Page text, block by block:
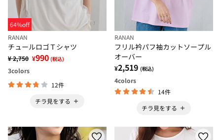
64%off
RANAN
チュールロゴＴシャツ
¥ 2,750 ¥990 (税込)
3colors
12件
チラ見をする
RANAN
フリル衿パフ袖カットソープル
オーバー
¥2,519 (税込)
4colors
14件
チラ見をする